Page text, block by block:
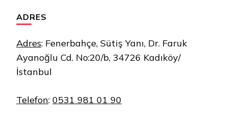
ADRES
Adres: Fenerbahçe, Sütiş Yanı, Dr. Faruk
Ayanoğlu Cd. No:20/b, 34726 Kadıköy/
İstanbul
Telefon: 0531 981 01 90